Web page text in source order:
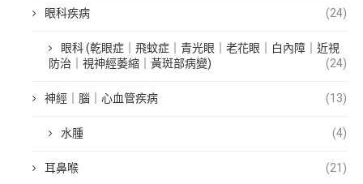
眼科疾病 (24)
眼科 (乾眼症｜飛蚊症｜青光眼｜老花眼｜白內障｜近視
防治｜視神經萎縮｜黃斑部病變)
(24)
神經｜腦｜心血管疾病 (13)
水腫 (4)
耳鼻喉 (21)